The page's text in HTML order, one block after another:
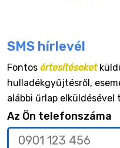
SMS hírlevél
Fontos értesítéseket
hulladékgyűjtésről,
alábbi űrlap
Az Ön telefonszáma